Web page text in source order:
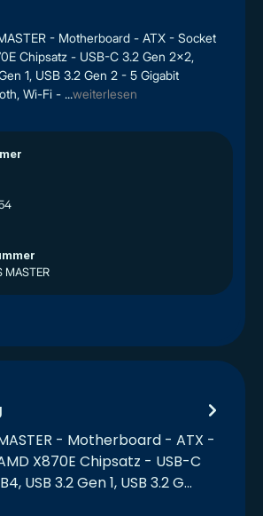
- Motherboard - ATX - Socket
Chipsatz - USB-C 3.2 Gen 2x2,
1, USB 3.2 Gen 2 - 5 Gigabit
Wi-Fi - ...weiterlesen
MASTER
- Motherboard - ATX -
X870E Chipsatz - USB-C
USB 3.2 Gen 1, USB 3.2 G…